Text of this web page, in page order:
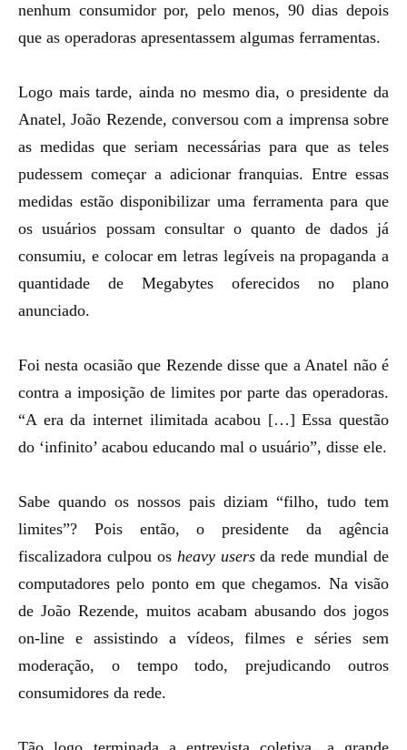
nenhum consumidor por, pelo menos, 90 dias depois
que as operadoras apresentassem algumas ferramentas.
Logo mais tarde, ainda no mesmo dia, o presidente da
Anatel, João Rezende, conversou com a imprensa sobre
as medidas que seriam necessárias para que as teles
pudessem começar a adicionar franquias. Entre essas
medidas estão disponibilizar uma ferramenta para que
os usuários possam consultar o quanto de dados já
consumiu, e colocar em letras legíveis na propaganda a
quantidade de Megabytes oferecidos no plano
anunciado.
Foi nesta ocasião que Rezende disse que a Anatel não é
contra a imposição de limites por parte das operadoras.
“A era da internet ilimitada acabou […] Essa questão
do ‘infinito’ acabou educando mal o usuário”, disse ele.
Sabe quando os nossos pais diziam “filho, tudo tem
limites”? Pois então, o presidente da agência
fiscalizadora culpou os heavy usersda rede mundial de
computadores pelo ponto em que chegamos. Na visão
de João Rezende, muitos acabam abusando dos jogos
on-line e assistindo a vídeos, filmes e séries sem
moderação, o tempo todo, prejudicando outros
consumidores da rede.